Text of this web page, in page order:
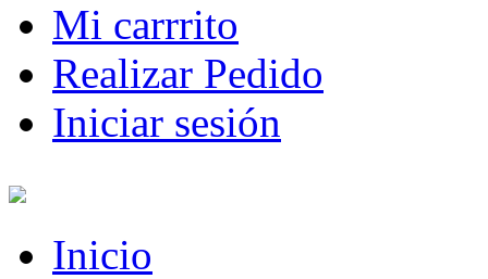
Mi carrrito
Realizar Pedido
Iniciar sesión
Inicio